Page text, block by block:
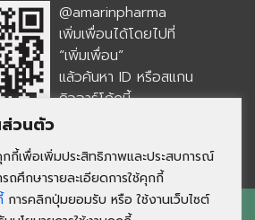
ส่วนตัว
กกี้เพื่อเพิ่มประสิทธิภาพและประสบการณ์
ถศึกษารายละเอียดการใช้คุกกี้
การคลิกปุ่มยอมรับ หรือ ใช้งานเว็บไซต์
@amarinpharma
เพิ่มเพื่อนได้โดยไปที่
“เพิ่มเพื่อน”
แล้วค้นหา ID หรือสแกน
คิวอาร์โค้ดนี้